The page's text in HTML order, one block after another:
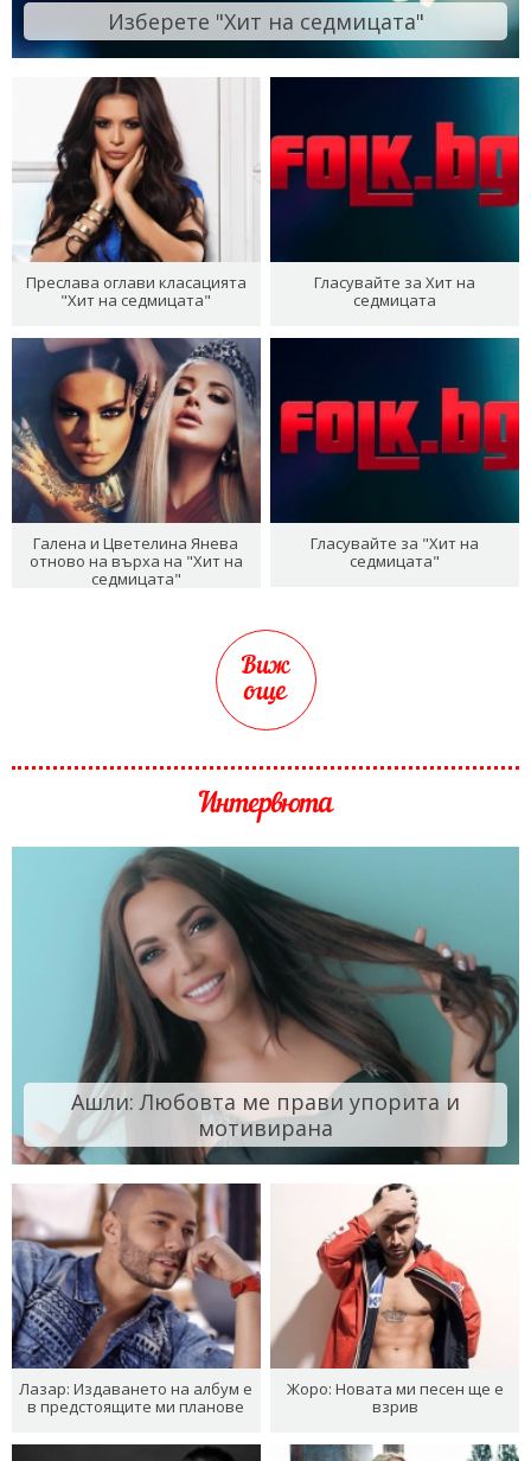
Изберете "Хит на седмицата"
Преслава оглави класацията
"Хит на седмицата"
Гласувайте за Хит на
седмицата
Галена и Цветелина Янева
отново на върха на "Хит на
седмицата"
Гласувайте за "Хит на
седмицата"
Виж
още
Интервюта
Ашли: Любовта ме прави упорита и
мотивирана
Лазар: Издаването на албум е
в предстоящите ми планове
Жоро: Новата ми песен ще е
взрив